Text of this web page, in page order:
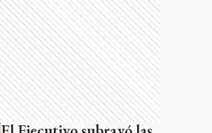
El Ejecutivo subrayó las